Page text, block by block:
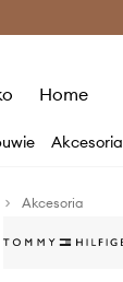
Home
Akcesoria
Akcesoria